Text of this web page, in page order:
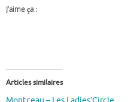
J’aime ça :
Articles similaires